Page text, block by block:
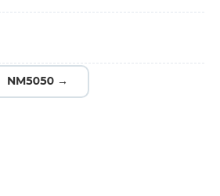
NM5050 →